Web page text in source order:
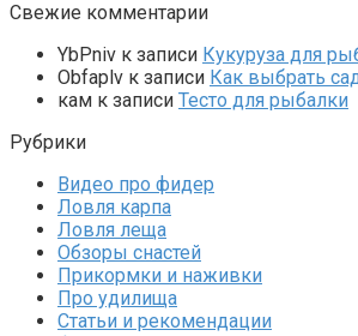
Свежие комментарии
YbPniv к записи Кукуруза для
Оbfaplv к записи Как выбрать
кам к записи Тесто для рыбалки
Рубрики
Видео про фидер
Ловля карпа
Ловля леща
Обзоры снастей
Прикормки и наживки
Про удилища
Статьи и рекомендации